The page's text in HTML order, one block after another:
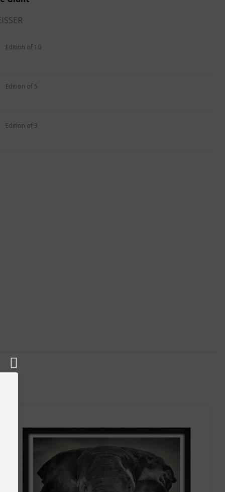
Edition of 10
Edition of 5
Edition of 3